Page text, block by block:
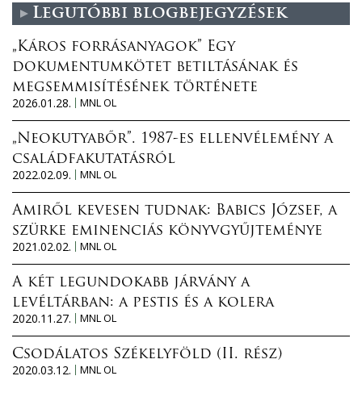
Legutóbbi blogbejegyzések
„Káros forrásanyagok” Egy
dokumentumkötet betiltásának és
megsemmisítésének története
2026.01.28.
MNL OL
„Neokutyabőr”. 1987-es ellenvélemény a
családfakutatásról
2022.02.09.
MNL OL
Amiről kevesen tudnak: Babics József, a
szürke eminenciás könyvgyűjteménye
2021.02.02.
MNL OL
A két legundokabb járvány a
levéltárban: a pestis és a kolera
2020.11.27.
MNL OL
Csodálatos Székelyföld (II. rész)
2020.03.12.
MNL OL